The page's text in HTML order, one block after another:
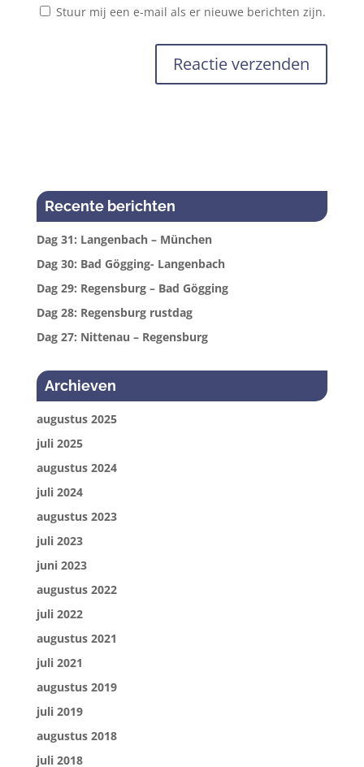
Stuur mij een e-mail als er nieuwe berichten zijn.
Recente berichten
Dag 31: Langenbach – München
Dag 30: Bad Gögging- Langenbach
Dag 29: Regensburg – Bad Gögging
Dag 28: Regensburg rustdag
Dag 27: Nittenau – Regensburg
Archieven
augustus 2025
juli 2025
augustus 2024
juli 2024
augustus 2023
juli 2023
juni 2023
augustus 2022
juli 2022
augustus 2021
juli 2021
augustus 2019
juli 2019
augustus 2018
juli 2018